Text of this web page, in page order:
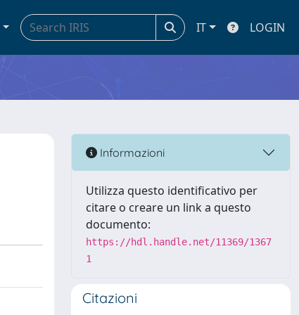
IT LOGIN
Informazioni
Utilizza questo identificativo per
citare o creare un link a questo
documento:
https://hdl.handle.net/11369/1367
1
Citazioni